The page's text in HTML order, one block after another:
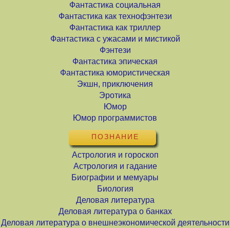
Фантастика социальная
Фантастика как технофэнтези
Фантастика как триллер
Фантастика с ужасами и мистикой
Фэнтези
Фантастика эпическая
Фантастика юмористическая
Экшн, приключения
Эротика
Юмор
Юмор программистов
ПОЗНАНИЕ
Астрология и гороскоп
Астрология и гадание
Биографии и мемуары
Биология
Деловая литература
Деловая литература о банках
Деловая литература о внешнеэкономической деятельности